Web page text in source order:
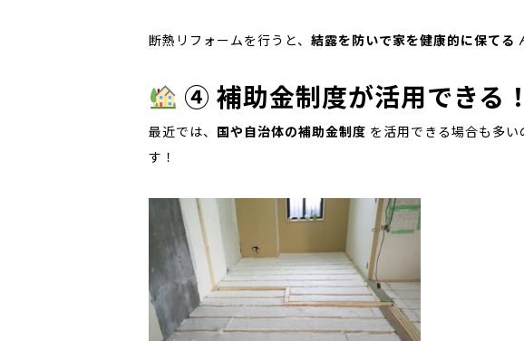
断熱リフォームを行うと、 結露を防いで家を健康的に保てる
④ 補助金制度が活用できる！
最近では、 国や自治体の補助金制度 を活用できる場合も多
す！